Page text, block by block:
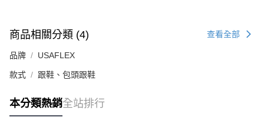
商品相關分類 (4) 查看全部
品牌 USAFLEX
款式 跟鞋、包頭跟鞋
本分類熱銷全站排行